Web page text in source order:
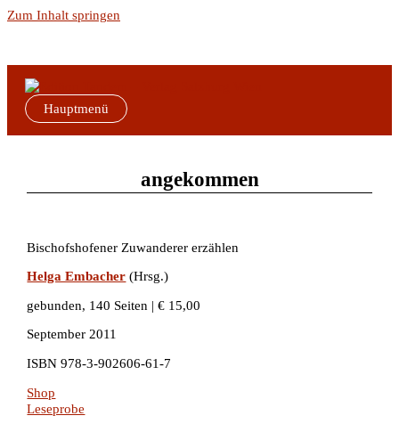
Zum Inhalt springen
Hauptmenü
angekommen
Bischofshofener Zuwanderer erzählen
Helga Embacher (Hrsg.)
gebunden, 140 Seiten | € 15,00
September 2011
ISBN 978-3-902606-61-7
Shop
Leseprobe